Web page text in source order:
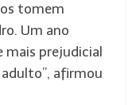
tomem
Um ano
mais prejudicial
afirmou